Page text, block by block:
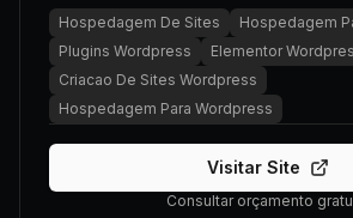
Hospedagem De Sites
Hospedagem
Plugins Wordpress
Elementor
Criacao De Sites Wordpress
Hospedagem Para Wordpress
Visitar Site
Consultar orçamento